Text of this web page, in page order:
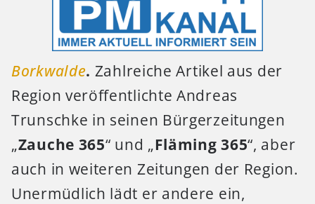
Borkwalde. Zahlreiche Artikel aus der
Region veröffentlichte Andreas
Trunschke in seinen Bürgerzeitungen
„Zauche 365“ und „Fläming 365“, aber
auch in weiteren Zeitungen der Region.
Unermüdlich lädt er andere ein,